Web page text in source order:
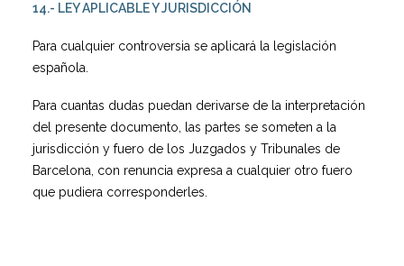
14.- LEY APLICABLE Y JURISDICCIÓN
Para cualquier controversia se aplicará la legislación
española.
Para cuantas dudas puedan derivarse de la interpretación
del presente documento, las partes se someten a la
jurisdicción y fuero de los Juzgados y Tribunales de
Barcelona, con renuncia expresa a cualquier otro fuero
que pudiera corresponderles.